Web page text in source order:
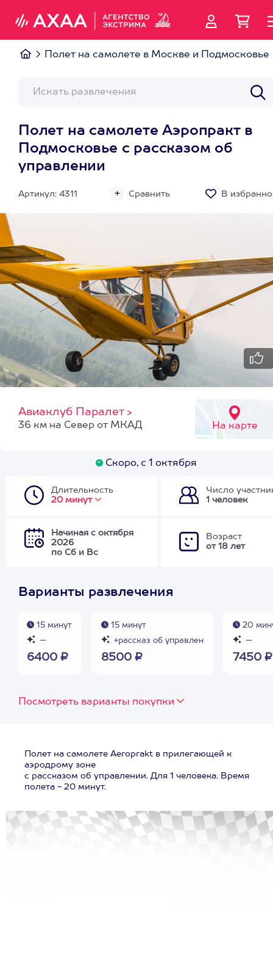
Полет на самолете в Москве и Подмосковье
Полет на самолете Аэропракт в
Подмосковье с рассказом об
управлении
Артикул: 4311 Сравнить В
Авиаклуб Паралет >
На карте
36 км на Север от МКАД
Скоро, с 1 октября
Длительность
20 минут
Число
1 человек
Начиная с октября
2026
по Сб и Вс
Возраст
от 18 лет
Варианты развлечения
15 минут
—
6400 ₽
15 минут
+рассказ об управлен
8500 ₽
20
—
7450 ₽
Посмотреть варианты покупки
Полет на самолете Aeroprakt в прилегающей к
аэродрому зоне
с рассказом об управлении. Для 1 человека. Время
полета - 20 минут.